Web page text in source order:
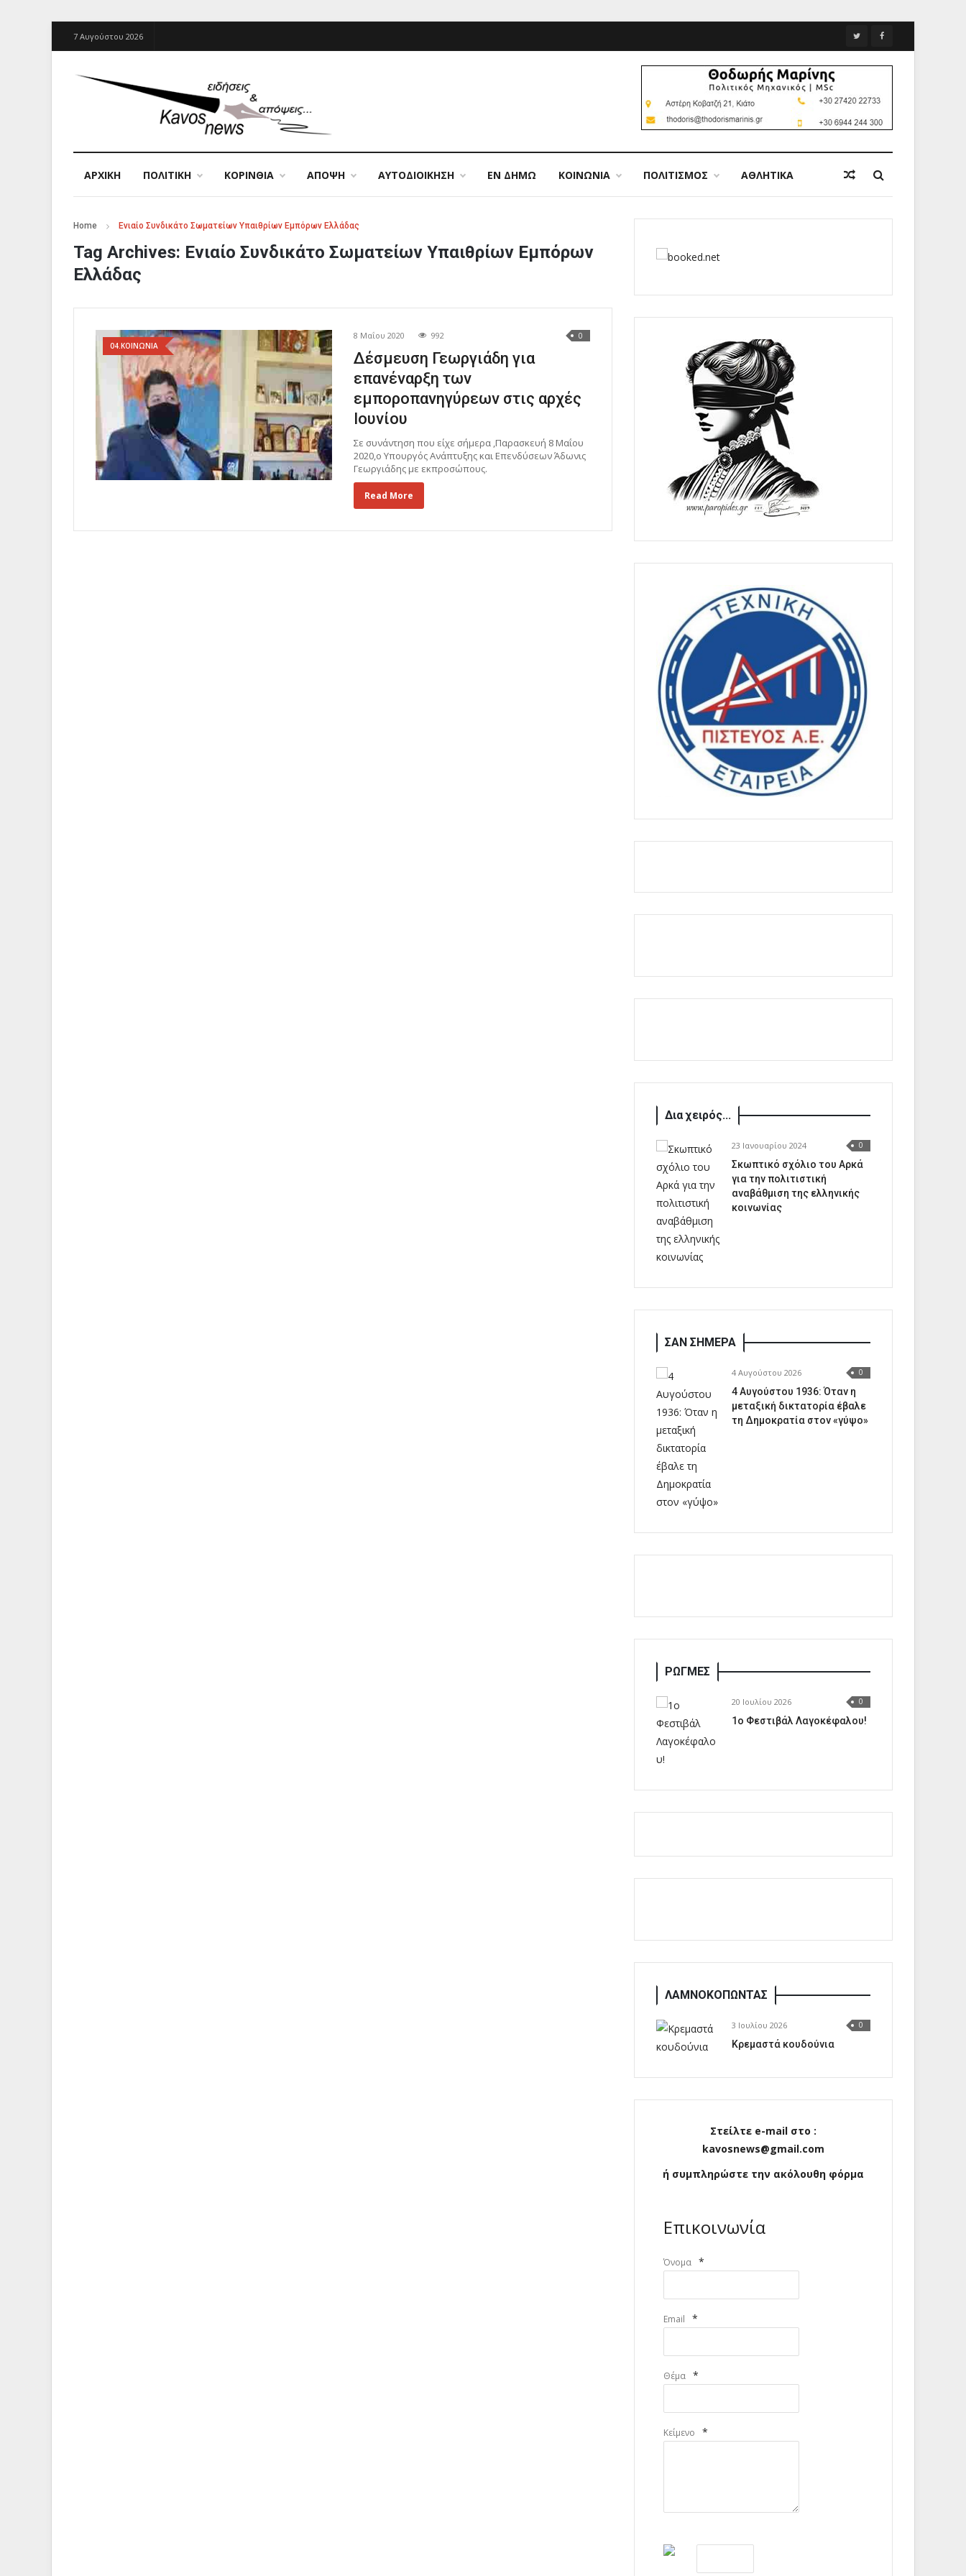
7 Αυγούστου 2026
ΑΡΧΙΚΉ ΠΟΛΙΤΙΚΗ ΚΟΡΙΝΘΙΑ ΑΠΟΨΗ ΑΥΤΟΔΙΟΙΚΗΣΗ ΕΝ ΔΗΜΩ ΚΟΙΝΩΝΙΑ ΠΟΛΙΤΙΣΜΟΣ ΑΘΛΗΤΙΚΑ
Home Ενιαίο Συνδικάτο Σωματείων Υπαιθρίων Εμπόρων Ελλάδας
Tag Archives: Ενιαίο Συνδικάτο Σωματείων Υπαιθρίων Εμπόρων
Ελλάδας
04.ΚΟΙΝΩΝΙΑ
8 Μαΐου 2020 992 0
Δέσμευση Γεωργιάδη για
επανέναρξη των
εμποροπανηγύρεων στις αρχές
Ιουνίου
Σε συνάντηση που είχε σήμερα ,Παρασκευή 8 Μαΐου
2020,ο Υπουργός Ανάπτυξης και Επενδύσεων Άδωνις
Γεωργιάδης με εκπροσώπους.
Read More
Δια χειρός...
23 Ιανουαρίου 2024 0
Σκωπτικό σχόλιο του Αρκά
για την πολιτιστική
αναβάθμιση της ελληνικής
κοινωνίας
ΣΑΝ ΣΗΜΕΡΑ
4 Αυγούστου 2026 0
4 Αυγούστου 1936: Όταν η
μεταξική δικτατορία έβαλε
τη Δημοκρατία στον «γύψο»
ΡΩΓΜΕΣ
20 Ιουλίου 2026 0
1o Φεστιβάλ Λαγοκέφαλου!
ΛΑΜΝΟΚΟΠΩΝΤΑΣ
3 Ιουλίου 2026 0
Κρεμαστά κουδούνια
Στείλτε e-mail στο :
kavosnews@gmail.com
ή συμπληρώστε την ακόλουθη φόρμα
Επικοινωνία
Όνομα *
Email *
Θέμα *
Κείμενο *